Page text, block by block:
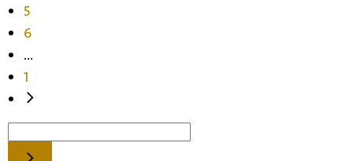
5
6
...
1